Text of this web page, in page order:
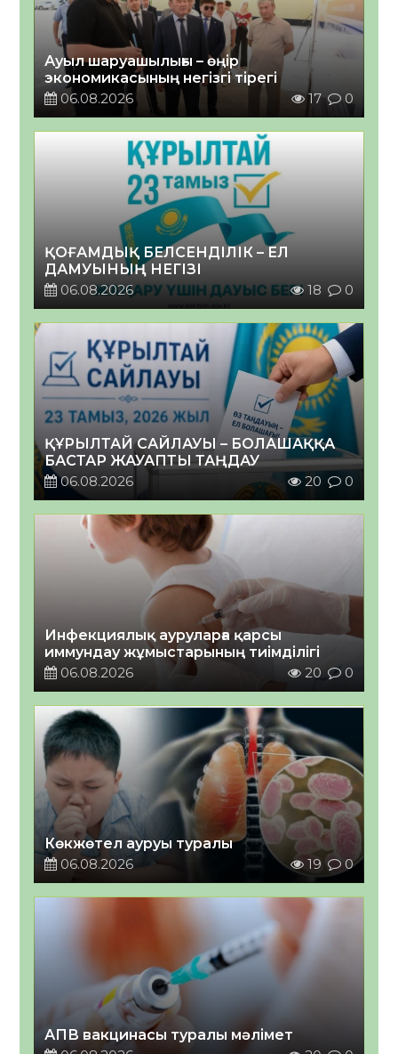
Ауыл шаруашылығы – өңір
экономикасының негізгі тірегі
06.08.2026
17 0
ҚОҒАМДЫҚ БЕЛСЕНДІЛІК – ЕЛ
ДАМУЫНЫҢ НЕГІЗІ
06.08.2026
18 0
ҚҰРЫЛТАЙ САЙЛАУЫ – БОЛАШАҚҚА
БАСТАР ЖАУАПТЫ ТАҢДАУ
06.08.2026
20 0
Инфекциялық ауруларға қарсы
иммундау жұмыстарының тиімділігі
06.08.2026
20 0
Көкжөтел ауруы туралы
06.08.2026
19 0
АПВ вакцинасы туралы мәлімет